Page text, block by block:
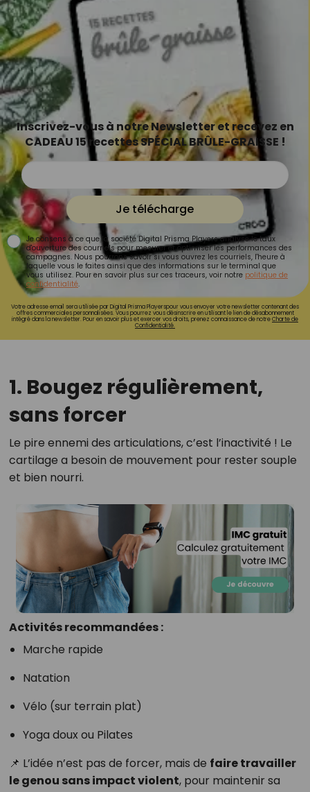
Inscrivez-vous à notre Newsletter et recevez en
CADEAU 15 recettes SPÉCIAL BRÛLE-GRAISSE !
Je télécharge
Je consens à ce que la société Digital Prisma Players analyse le taux
d'ouverture des courriels pour mesurer et optimiser les performances des
campagnes. Nous pourrons savoir si vous ouvrez les courriels, l'heure à
laquelle vous le faites ainsi que des informations sur le terminal que
vous utilisez. Pour en savoir plus sur ces traceurs, voir notre politique de
confidentialité.
Votre adresse email sera utilisée par Digital Prisma Playerspour vous envoyer votre newsletter contenant des
offres commerciales personnalisées. Vous pourrez vous désinscrire en utilisant le lien de désabonnement
intégré dans la newsletter. Pour en savoir plus et exercer vos droits, prenez connaissance de notreCharte de
Confidentialité.
1. Bougez régulièrement,
sans forcer
Le pire ennemi des articulations, c’est l’inactivité ! Le
cartilage a besoin de mouvement pour rester souple
et bien nourri.
Activités recommandées :
Marche rapide
Natation
Vélo (sur terrain plat)
Yoga doux ou Pilates
📌 L’idée n’est pas de forcer, mais de faire travailler
le genou sans impact violent, pour maintenir sa